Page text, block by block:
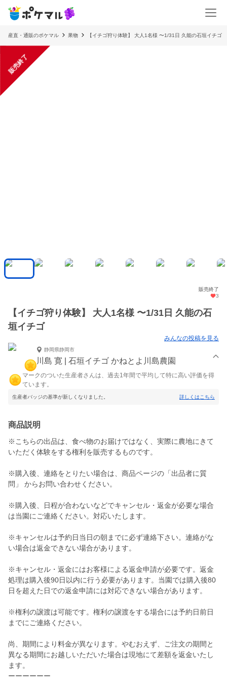
産直・通販のポケマル 果物 【イチゴ狩り体験】 大人1名様 〜1/31日 久能の石垣イチゴ
販売終了
販売終了
3
【イチゴ狩り体験】 大人1名様 〜1/31日 久能の石
垣イチゴ
みんなの投稿を見る
静岡県静岡市
川島 寛 | 石垣イチゴ かねとよ川島農園
マークのついた生産者さんは、過去1年間で平均して特に高い評価を得
ています。
生産者バッジの基準が新しくなりました。 詳しくはこちら
商品説明
※こちらの出品は、食べ物のお届けではなく、実際に農地にきて
いただく体験をする権利を販売するものです。
※購入後、連絡をとりたい場合は、商品ページの「出品者に質
問」 からお問い合わせください。
※購入後、日程が合わないなどでキャンセル・返金が必要な場合
は当園にご連絡ください。対応いたします。
※キャンセルは予約日当日の朝までに必ず連絡下さい。連絡がな
い場合は返金できない場合があります。
※キャンセル・返金にはお客様による返金申請が必要です。返金
処理は購入後90日以内に行う必要があります。当園では購入後80
日を超えた日での返金申請には対応できない場合があります。
※権利の譲渡は可能です。権利の譲渡をする場合には予約日前日
までにご連絡ください。
尚、期間により料金が異なります。やむおえず、ご注文の期間と
異なる期間にお越しいただいた場合は現地にて差額を返金いたし
ます。
ーーーーーー